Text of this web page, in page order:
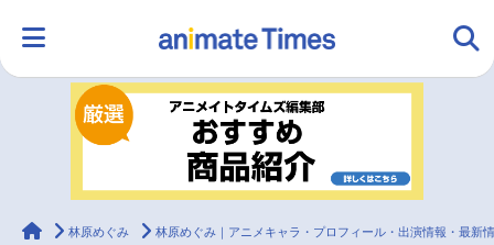
ランキング アニメ
ラジオ グッズ
animateTimes
林原めぐみ 林原めぐみ｜アニメキャラ・プロフィール・出演情報・最新